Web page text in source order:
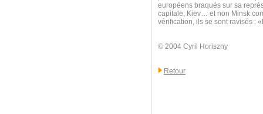
européens braqués sur sa
capitale, Kiev… et non Minsk
vérification, ils se sont ravisés :
© 2004 Cyril Horiszny
Retour